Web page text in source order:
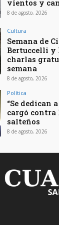
vientos y
8 de agosto, 2026
Cultura
Semana de
Bertuccelli y
charlas
semana
8 de agosto, 2026
Política
“Se dedican
cargó
salteños
8 de agosto, 2026